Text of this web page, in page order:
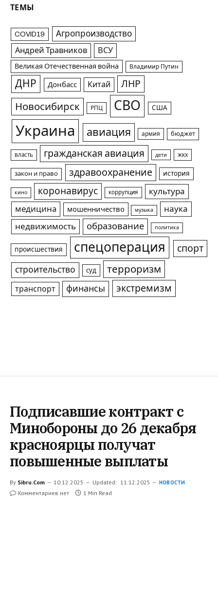
ТЕМЫ
COVID19 Агропроизводство
Андрей Травников ВСУ
Великая Отечественная война Владимир Путин
ДНР Донбасс Китай ЛНР
Новосибирск РПЦ СВО США
Украина авиация армия бюджет
власть гражданская авиация дети жкх
закон и право здравоохранение история
кино коронавирус коррупция
культура
медицина
мошенничество музыка
наука
недвижимость
образование политика
происшествия спецоперация спорт
строительство суд терроризм
транспорт финансы экстремизм
Подписавшие контракт с
Минобороны до 26 декабря
красноярцы получат
повышенные выплаты
By Sibru.Com 10.12.2025 Updated: 11.12.2025 НОВОСТИ
Комментариев нет 1 Min Read